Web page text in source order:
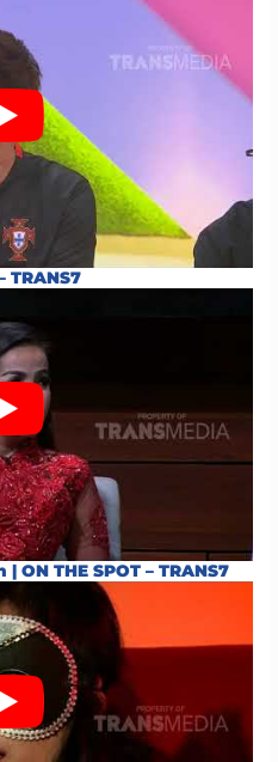
TRANS7
THE SPOT – TRANS7